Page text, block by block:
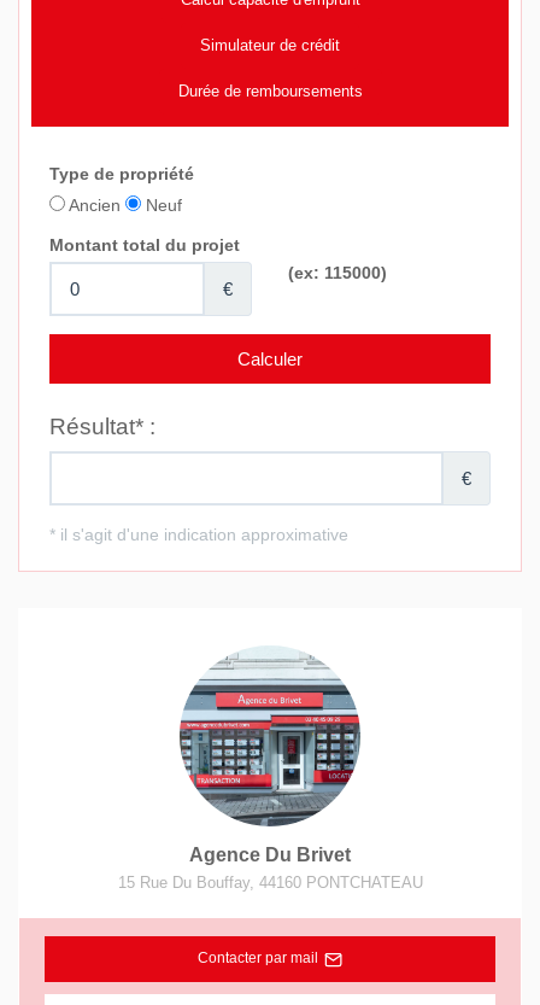
Simulateur de crédit
Durée de remboursements
Agence Du Brivet
15 Rue Du Bouffay, 44160 PONTCHATEAU
Contacter par mail